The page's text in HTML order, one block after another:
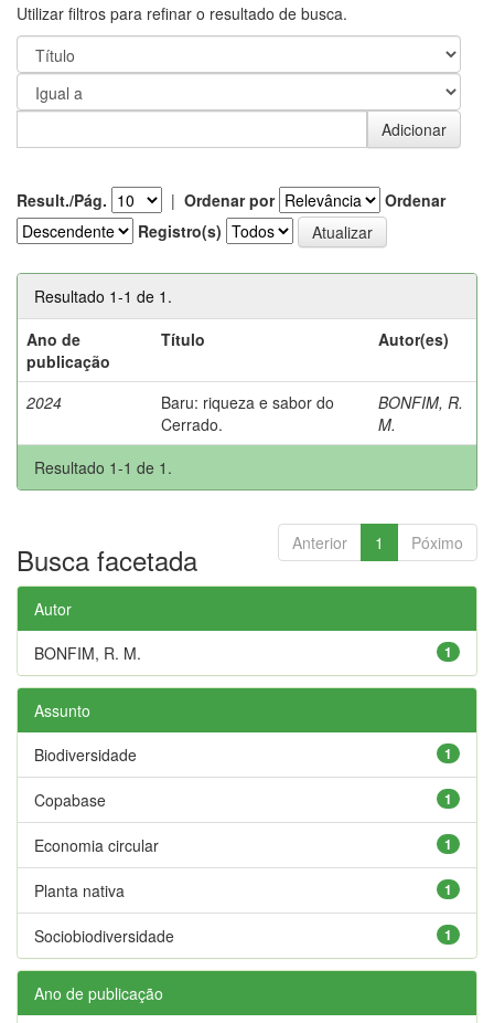
Utilizar filtros para refinar o resultado de busca.
Result./Pág. | Ordenar por
Ordenar
Registro(s)
Resultado 1-1 de 1.
Ano de
publicação
Título Autor(es)
2024
Baru: riqueza e sabor do
Cerrado.
BONFIM, R.
M.
Resultado 1-1 de 1.
Anterior 1 Póximo
Busca facetada
Autor
1
BONFIM, R. M.
Assunto
1
Biodiversidade
1
Copabase
1
Economia circular
1
Planta nativa
1
Sociobiodiversidade
Ano de publicação